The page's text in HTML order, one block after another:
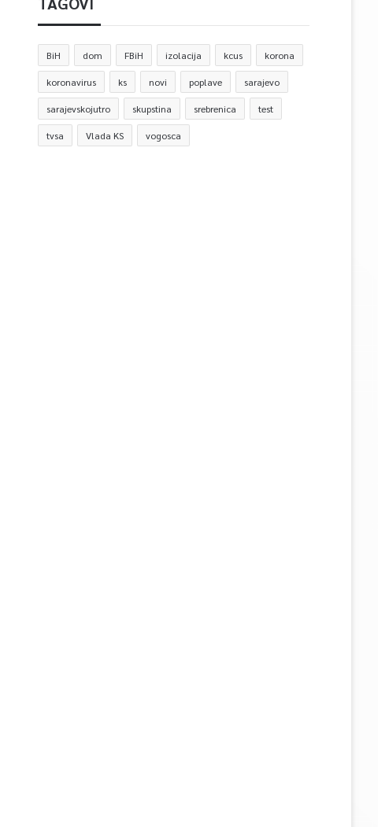
BiH dom FBiH izolacija kcus korona
koronavirus ks novi poplave sarajevo
sarajevskojutro skupstina srebrenica test
tvsa Vlada KS vogosca